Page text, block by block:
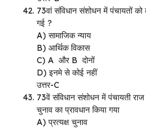
73वां संविधान संशोधन में पंचायतों को
गई ?
A) सामाजिक न्याय
B) आर्थिक विकास
C) A और B दोनों
D) इनमे से कोई नहीं
उत्तर-C
73वें संविधान संशोधन में पंचायती
चुनाव का प्रावधान किया गया
A) प्रत्यक्ष चुनाव